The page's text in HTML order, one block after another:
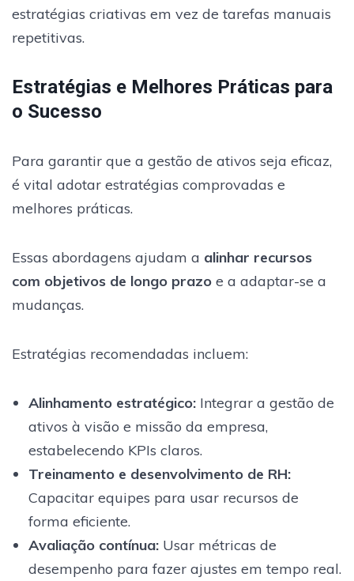
estratégias criativas em vez de tarefas manuais
repetitivas.
Estratégias e Melhores Práticas para
o Sucesso
Para garantir que a gestão de ativos seja eficaz,
é vital adotar estratégias comprovadas e
melhores práticas.
Essas abordagens ajudam a alinhar recursos
com objetivos de longo prazo e a adaptar-se a
mudanças.
Estratégias recomendadas incluem:
Alinhamento estratégico:Integrar a gestão de
ativos à visão e missão da empresa,
estabelecendo KPIs claros.
Treinamento e desenvolvimento de RH:
Capacitar equipes para usar recursos de
forma eficiente.
Avaliação contínua:Usar métricas de
desempenho para fazer ajustes em tempo real.